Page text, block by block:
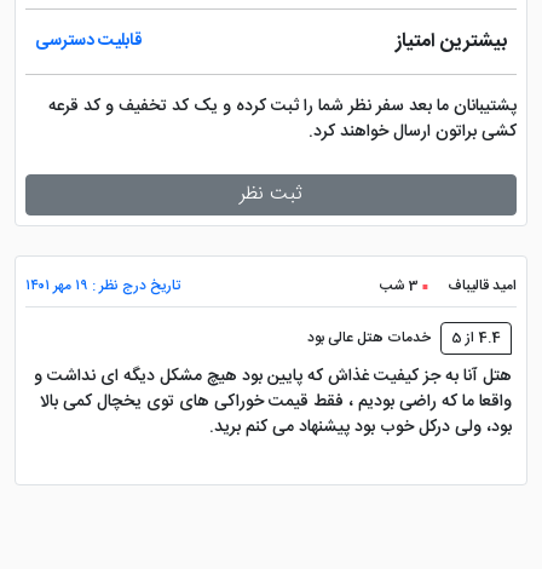
بیشترین امتیاز قابلیت دسترسی
پشتیبانان ما بعد سفر نظر شما را ثبت کرده و یک کد تخفیف و کد قرعه
کشی براتون ارسال خواهند کرد.
ثبت نظر
امید قالیباف 3 شب تاریخ درج نظر : ۱۹ مهر ۱۴۰۱
4.4 از 5 خدمات هتل عالی بود
هتل آنا به جز کیفیت غذاش که پایین بود هیچ مشکل دیگه ای نداشت و
واقعا ما که راضی بودیم ، فقط قیمت خوراکی های توی یخچال کمی بالا
بود، ولی درکل خوب بود پیشنهاد می کنم برید.